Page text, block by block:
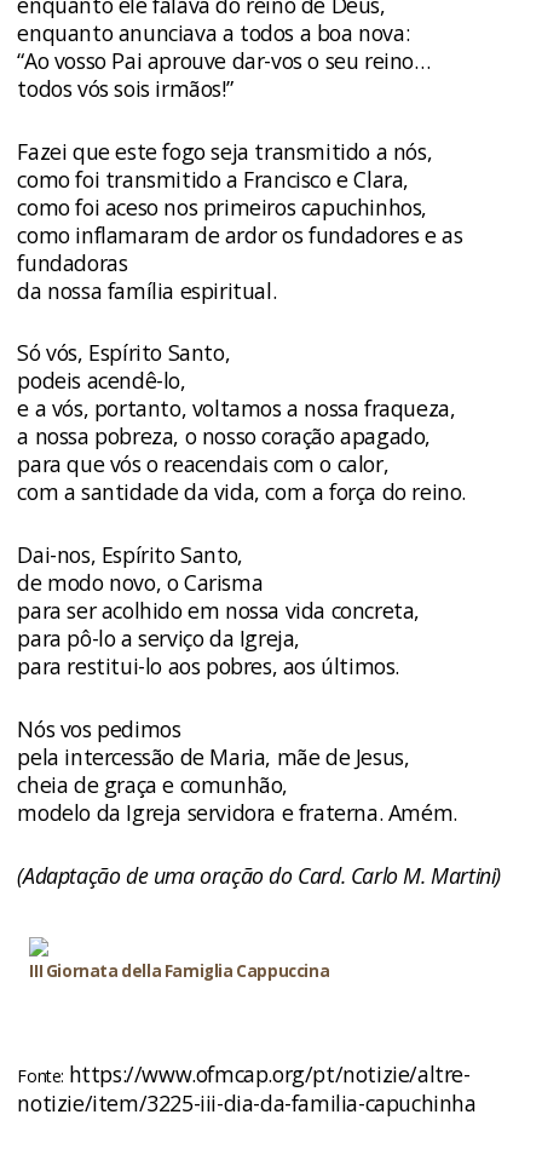
enquanto anunciava a todos a boa nova:
“Ao vosso Pai aprouve dar-vos o seu reino…
todos vós sois irmãos!”
Fazei que este fogo seja transmitido a nós,
como foi transmitido a Francisco e Clara,
como foi aceso nos primeiros capuchinhos,
como inflamaram de ardor os fundadores e as
fundadoras
da nossa família espiritual.
Só vós, Espírito Santo,
podeis acendê-lo,
e a vós, portanto, voltamos a nossa fraqueza,
a nossa pobreza, o nosso coração apagado,
para que vós o reacendais com o calor,
com a santidade da vida, com a força do reino.
Dai-nos, Espírito Santo,
de modo novo, o Carisma
para ser acolhido em nossa vida concreta,
para pô-lo a serviço da Igreja,
para restitui-lo aos pobres, aos últimos.
Nós vos pedimos
pela intercessão de Maria, mãe de Jesus,
cheia de graça e comunhão,
modelo da Igreja servidora e fraterna. Amém.
(Adaptação de uma oração do Card. Carlo M. Martini)
III Giornata della Famiglia Cappuccina
Fonte: https://www.ofmcap.org/pt/notizie/altre-
notizie/item/3225-iii-dia-da-familia-capuchinha